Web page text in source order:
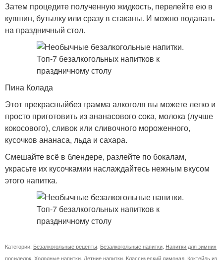
Затем процедите полученную жидкость, перелейте ею в
кувшин, бутылку или сразу в стаканы. И можно подавать
на праздничный стол.
Пина Колада
Этот прекрасныйбез грамма алкоголя вы можете легко и
просто приготовить из ананасового сока, молока (лучше
кокосового), сливок или сливочного мороженного,
кусочков ананаса, льда и сахара.
Смешайте всё в блендере, разлейте по бокалам,
украсьте их кусочкамии наслаждайтесь нежным вкусом
этого напитка.
Категории: Безалкогольные рецепты Безалкогольные напитки Напитки для зимних
посиделок Холодные напитки Летние напитки Классический лимонад Коктейль из